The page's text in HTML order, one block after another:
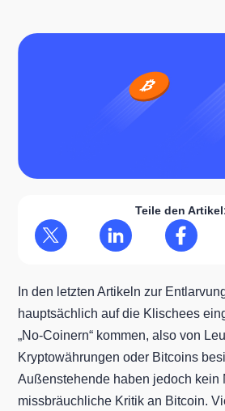
Teile den
In den letzten Artikeln zur
hauptsächlich auf die Klischees
„No-Coinern“ kommen, also von
Kryptowährungen oder Bitcoins
Außenstehende haben jedoch kein
missbräuchliche Kritik an Bitcoin.